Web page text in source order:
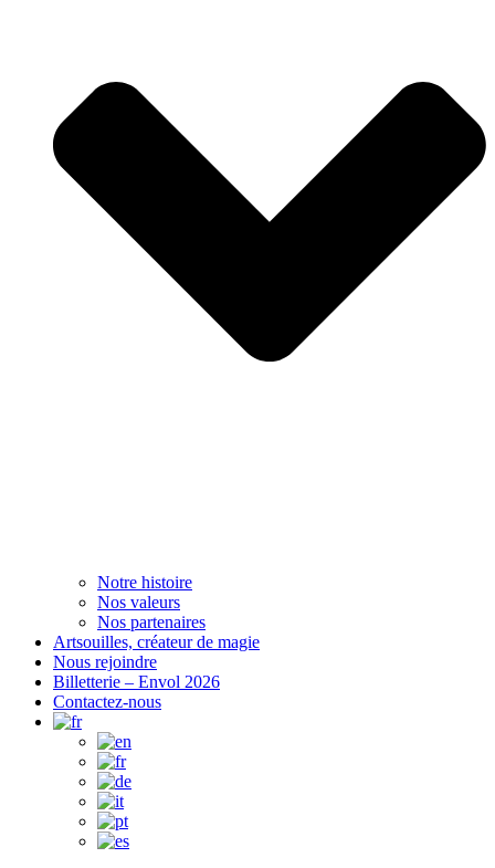
Notre histoire
Nos valeurs
Nos partenaires
Artsouilles, créateur de magie
Nous rejoindre
Billetterie – Envol 2026
Contactez-nous